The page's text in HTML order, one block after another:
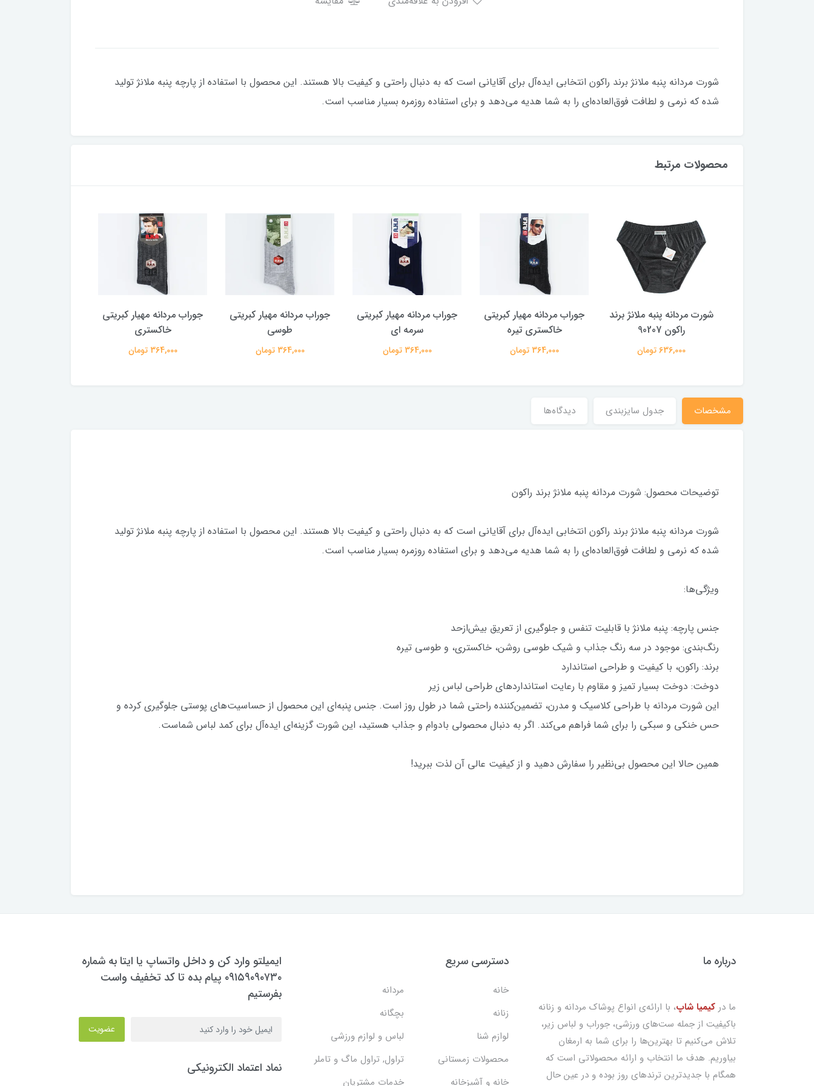
شورت مردانه پنبه ملانژ برند راکون انتخابی ایده‌آل برای آقایانی است که به دنبال راحتی و کیفیت بالا هستند. این محصول با استفاده از پارچه پنبه ملانژ تولید
شده که نرمی و لطافت فوق‌العاده‌ای را به شما هدیه می‌دهد و برای استفاده روزمره بسیار مناسب است.
محصولات مرتبط
شورت مردانه پنبه ملانژ برند
راکون 90207
636,000 تومان
جوراب مردانه مهیار کبریتی
خاکستری تیره
364,000 تومان
جوراب مردانه مهیار کبریتی
سرمه ای
364,000 تومان
جوراب مردانه مهیار کبریتی
طوسی
364,000 تومان
جوراب مردانه مهیار کبریتی
خاکستری
364,000 تومان
مشخصات جدول سایزبندی دیدگاه‌ها
توضیحات محصول: شورت مردانه پنبه ملانژ برند راکون
شورت مردانه پنبه ملانژ برند راکون انتخابی ایده‌آل برای آقایانی است که به دنبال راحتی و کیفیت بالا هستند. این محصول با استفاده از پارچه پنبه ملانژ تولید
شده که نرمی و لطافت فوق‌العاده‌ای را به شما هدیه می‌دهد و برای استفاده روزمره بسیار مناسب است.
ویژگی‌ها:
جنس پارچه: پنبه ملانژ با قابلیت تنفس و جلوگیری از تعریق بیش‌ازحد
رنگ‌بندی: موجود در سه رنگ جذاب و شیک طوسی روشن، خاکستری، و طوسی تیره
برند: راکون، با کیفیت و طراحی استاندارد
دوخت: دوخت بسیار تمیز و مقاوم با رعایت استانداردهای طراحی لباس زیر
این شورت مردانه با طراحی کلاسیک و مدرن، تضمین‌کننده راحتی شما در طول روز است. جنس پنبه‌ای این محصول از حساسیت‌های پوستی جلوگیری کرده و
حس خنکی و سبکی را برای شما فراهم می‌کند. اگر به دنبال محصولی بادوام و جذاب هستید، این شورت گزینه‌ای ایده‌آل برای کمد لباس شماست.
همین حالا این محصول بی‌نظیر را سفارش دهید و از کیفیت عالی آن لذت ببرید!
درباره ما
ما درکیمیا شاپ، با ارائه‌ی انواع پوشاک مردانه و زنانه
باکیفیت از جمله ست‌های ورزشی، جوراب و لباس زیر،
تلاش می‌کنیم تا بهترین‌ها را برای شما به ارمغان
بیاوریم. هدف ما انتخاب و ارائه محصولاتی است که
همگام با جدیدترین ترندهای روز بوده و در عین حال
دسترسی سریع
خانه
مردانه
زنانه
بچگانه
لوازم شنا
لباس و لوازم ورزشی
محصولات زمستانی
تراول, تراول ماگ و تاملر
خانه و آشپزخانه
خدمات مشتریان
ایمیلتو وارد کن و داخل واتساپ یا ایتا به شماره
۰۹۱۵۹۰۹۰۷۳۰ پیام بده تا کد تخفیف واست
بفرستیم
عضویت
نماد اعتماد الکترونیکی